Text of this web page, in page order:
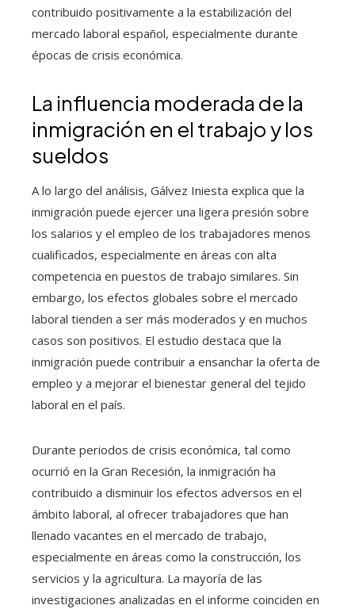
contribuido positivamente a la estabilización del
mercado laboral español, especialmente durante
épocas de crisis económica.
La influencia moderada de la
inmigración en el trabajo y los
sueldos
A lo largo del análisis, Gálvez Iniesta explica que la
inmigración puede ejercer una ligera presión sobre
los salarios y el empleo de los trabajadores menos
cualificados, especialmente en áreas con alta
competencia en puestos de trabajo similares. Sin
embargo, los efectos globales sobre el mercado
laboral tienden a ser más moderados y en muchos
casos son positivos. El estudio destaca que la
inmigración puede contribuir a ensanchar la oferta de
empleo y a mejorar el bienestar general del tejido
laboral en el país.
Durante periodos de crisis económica, tal como
ocurrió en la Gran Recesión, la inmigración ha
contribuido a disminuir los efectos adversos en el
ámbito laboral, al ofrecer trabajadores que han
llenado vacantes en el mercado de trabajo,
especialmente en áreas como la construcción, los
servicios y la agricultura. La mayoría de las
investigaciones analizadas en el informe coinciden en